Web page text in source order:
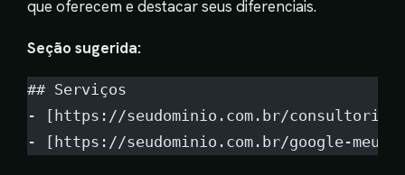
que oferecem e destacar seus diferenciais.
Seção sugerida:
## Serviços
- [https://seudominio.com.br/consultoria-
- [https://seudominio.com.br/google-meu-